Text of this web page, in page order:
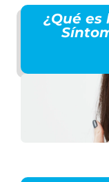
¿Qué es